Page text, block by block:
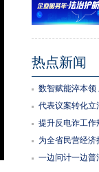
热点新闻